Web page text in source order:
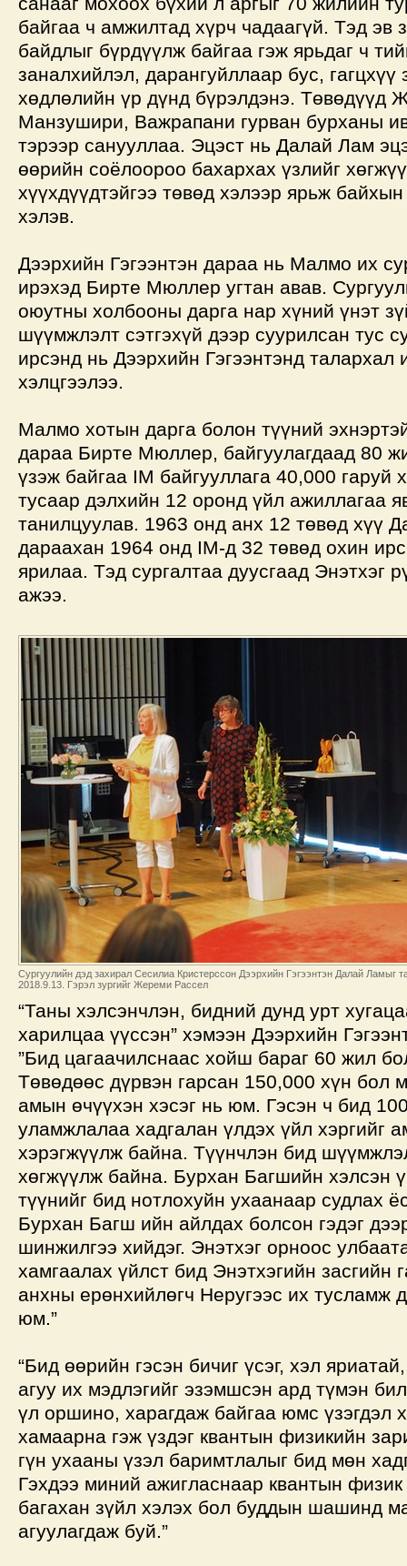
байгаа ч амжилтад хүрч чадаагүй. Тэд эв
байдлыг бүрдүүлж байгаа гэж ярьдаг ч
заналхийлэл, дарангуйллаар бус, гагцхүү
хөдлөлийн үр дүнд бүрэлдэнэ. Төвөдүүд
Манзушири, Важрапани гурван бурханы
тэрээр санууллаа. Эцэст нь Далай Лам
өөрийн соёлоороо бахархах үзлийг
хүүхдүүдтэйгээ төвөд хэлээр ярьж
хэлэв.
Дээрхийн Гэгээнтэн дараа нь Малмо их
ирэхэд Бирте Мюллер угтан авав.
оюутны холбооны дарга нар хүний үнэт
шүүмжлэлт сэтгэхүй дээр суурилсан тус
ирсэнд нь Дээрхийн Гэгээнтэнд талархал
хэлцгээлээ.
Малмо хотын дарга болон түүний
дараа Бирте Мюллер, байгуулагдаад 80
үзэж байгаа IM байгууллага 40,000 гаруй
тусаар дэлхийн 12 оронд үйл ажиллагаа
танилцуулав. 1963 онд анх 12 төвөд хүү
дараахан 1964 онд IM-д 32 төвөд охин
ярилаа. Тэд сургалтаа дуусгаад Энэтхэг
ажээ.
Сургуулийн дэд захирал Сесилиа Кристерссон Дээрхийн Гэгээнтэн Далай Ламыг
2018.9.13. Гэрэл зургийг Жереми Рассел
“Таны хэлсэнчлэн, бидний дунд урт
харилцаа үүссэн” хэмээн Дээрхийн
”Бид цагаачилснаас хойш бараг 60 жил
Төвөдөөс дүрвэн гарсан 150,000 хүн бол
амын өчүүхэн хэсэг нь юм. Гэсэн ч бид
уламжлалаа хадгалан үлдэх үйл хэргийг
хэрэгжүүлж байна. Түүнчлэн бид
хөгжүүлж байна. Бурхан Багшийн хэлсэн
түүнийг бид нотлохуйн ухаанаар судлах
Бурхан Багш ийн айлдах болсон гэдэг
шинжилгээ хийдэг. Энэтхэг орноос
хамгаалах үйлст бид Энэтхэгийн засгийн
анхны ерөнхийлөгч Неругээс их тусламж
юм.”
“Бид өөрийн гэсэн бичиг үсэг, хэл
агуу их мэдлэгийг эзэмшсэн ард түмэн
үл оршино, харагдаж байгаа юмс үзэгдэл
хамаарна гэж үздэг квантын физикийн
гүн ухааны үзэл баримтлалыг бид мөн
Гэхдээ миний ажигласнаар квантын физик
багахан зүйл хэлэх бол буддын шашинд
агуулагдаж буй.”